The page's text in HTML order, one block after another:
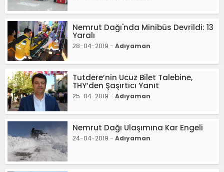
Nemrut Dağı'nda Minibüs Devrildi: 13
Yaralı
28-04-2019 - Adıyaman
Tutdere’nin Ucuz Bilet Talebine,
THY’den Şaşırtıcı Yanıt
25-04-2019 - Adıyaman
Nemrut Dağı Ulaşımına Kar Engeli
24-04-2019 - Adıyaman